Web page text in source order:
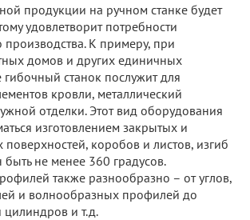
продукции на ручном станке будет
удовлетворит потребности
производства. К примеру, при
домов и других единичных
станок послужит для
кровли, металлический
отделки. Этот вид оборудования
изготовлением закрытых и
коробов и листов, изгиб
не менее 360 градусов.
также разнообразно – от углов,
и волнообразных профилей до
цилиндров и т.д.